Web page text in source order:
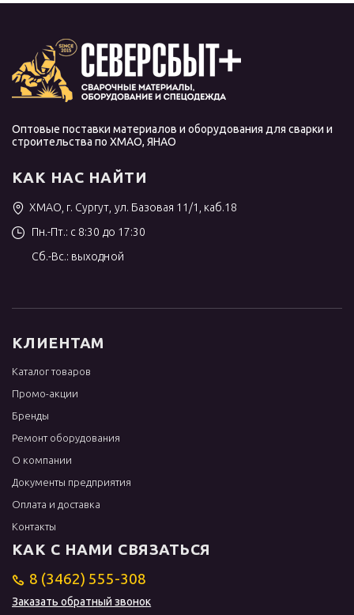
Оптовые поставки материалов и оборудования для сварки и
строительства по ХМАО, ЯНАО
КАК НАС НАЙТИ
ХМАО, г. Сургут, ул. Базовая 11/1, каб.18
Пн.-Пт.: с 8:30 до 17:30
Сб.-Вс.: выходной
КЛИЕНТАМ
Каталог товаров
Промо-акции
Бренды
Ремонт оборудования
О компании
Документы предприятия
Оплата и доставка
Контакты
КАК С НАМИ СВЯЗАТЬСЯ
8 (3462) 555-308
Заказать обратный звонок